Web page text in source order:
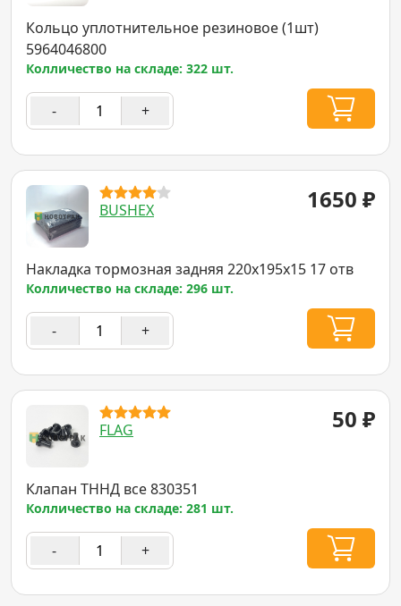
Кольцо уплотнительное резиновое (1шт)
5964046800
Колличество на складе: 322 шт.
- +
BUSHEX 1650 ₽
Накладка тормозная задняя 220x195x15 17 отв
Колличество на складе: 296 шт.
- +
FLAG 50 ₽
Клапан ТННД все 830351
Колличество на складе: 281 шт.
- +